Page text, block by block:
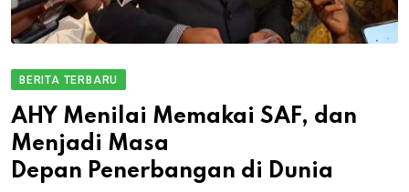
BERITA TERBARU
AHY Menilai Memakai SAF, dan
Menjadi Masa
Depan Penerbangan di Dunia